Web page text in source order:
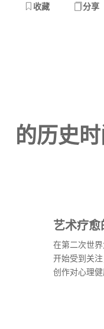
收藏 分享
的历史
艺术疗
在第二次世
开始受到关
创作对心理健